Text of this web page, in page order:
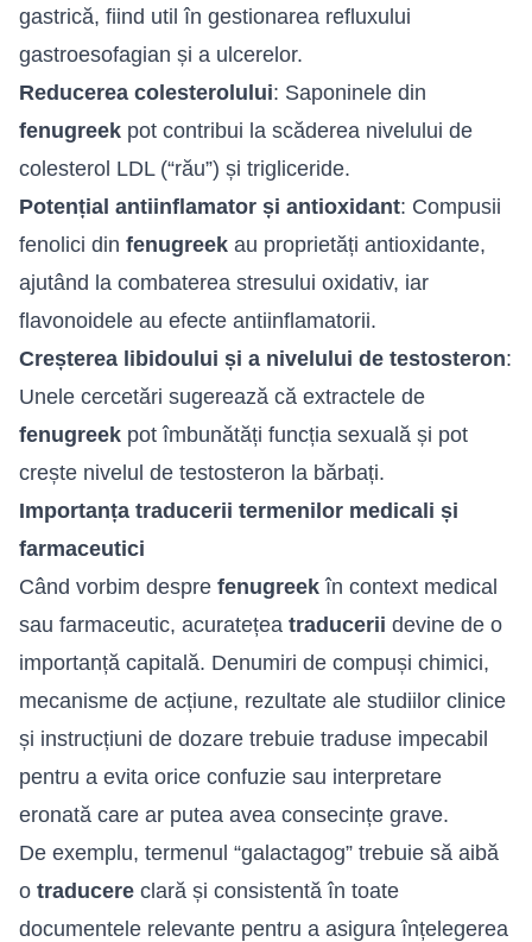
gastrică, fiind util în gestionarea refluxului
gastroesofagian și a ulcerelor.
Reducerea colesterolului: Saponinele din
fenugreek pot contribui la scăderea nivelului de
colesterol LDL (“rău”) și trigliceride.
Potențial antiinflamator și antioxidant: Compusii
fenolici din fenugreek au proprietăți antioxidante,
ajutând la combaterea stresului oxidativ, iar
flavonoidele au efecte antiinflamatorii.
Creșterea libidoului și a nivelului de testosteron:
Unele cercetări sugerează că extractele de
fenugreek pot îmbunătăți funcția sexuală și pot
crește nivelul de testosteron la bărbați.
Importanța traducerii termenilor medicali și
farmaceutici
Când vorbim despre fenugreek în context medical
sau farmaceutic, acuratețea traducerii devine de o
importanță capitală. Denumiri de compuși chimici,
mecanisme de acțiune, rezultate ale studiilor clinice
și instrucțiuni de dozare trebuie traduse impecabil
pentru a evita orice confuzie sau interpretare
eronată care ar putea avea consecințe grave.
De exemplu, termenul “galactagog” trebuie să aibă
o traducere clară și consistentă în toate
documentele relevante pentru a asigura înțelegerea